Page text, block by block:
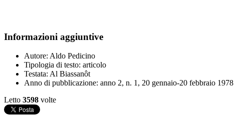
Informazioni aggiuntive
Autore: Aldo Pedicino
Tipologia di testo: articolo
Testata: Al Biassanôt
Anno di pubblicazione: anno 2, n. 1, 20 gennaio-20 febbraio 1978
Letto 3598 volte